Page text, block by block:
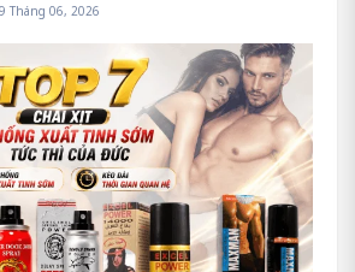
Tháng 06, 2026